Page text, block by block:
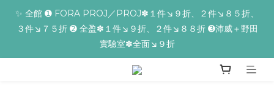
✨全館滿額贈 ➊滿９９９贈▸海葡萄蘆薈補水面膜 ➋滿１９９９贈▸
零油光UV防曬乳 ➌滿３２９９贈▸保濕亮顏卸妝膏
✨ 全館 ➊ FORA PROJ／PROJ✽１件↘９折、２件↘８５折、
３件↘７５折 ➋ 全盈✽１件↘９折、２件↘８８折 ➌沛威＋野田
實驗室✽全面↘９折